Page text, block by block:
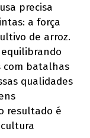
precisa
a força
de arroz.
com batalhas
qualidades
resultado é